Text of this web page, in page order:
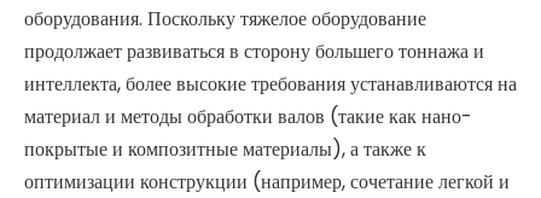
оборудования. Поскольку тяжелое оборудование
продолжает развиваться в сторону большего тоннажа и
интеллекта, более высокие требования устанавливаются на
материал и методы обработки валов (такие как нано-
покрытые и композитные материалы), а также к
оптимизации конструкции (например, сочетание легкой и